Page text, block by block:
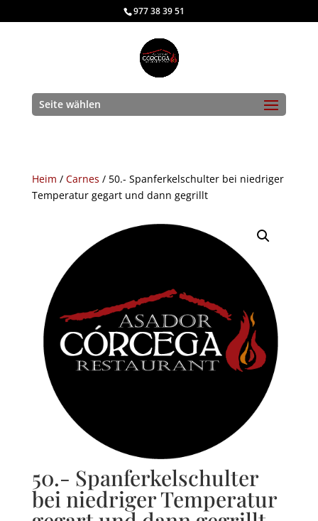
977 38 39 51
Seite wählen
Heim / Carnes / 50.- Spanferkelschulter bei niedriger
Temperatur gegart und dann gegrillt
50.- Spanferkelschulter
bei niedriger Temperatur